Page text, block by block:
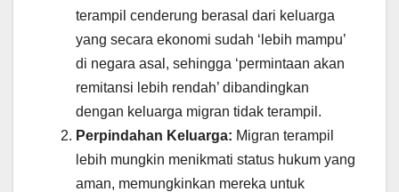
terampil cenderung berasal dari keluarga
yang secara ekonomi sudah ‘lebih mampu’
di negara asal, sehingga ‘permintaan akan
remitansi lebih rendah’ dibandingkan
dengan keluarga migran tidak terampil.
Perpindahan Keluarga: Migran terampil
lebih mungkin menikmati status hukum yang
aman, memungkinkan mereka untuk